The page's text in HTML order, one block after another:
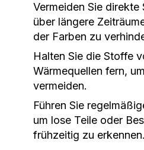
Vermeiden Sie direkte
über längere
der Farben zu
Halten Sie die Stoffe
Wärmequellen fern,
vermeiden.
Führen Sie
um lose Teile oder
frühzeitig zu erkennen.